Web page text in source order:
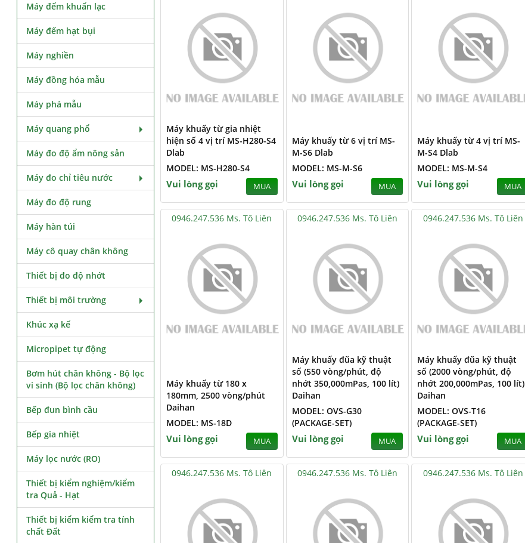
Máy khuấy từ gia nhiệt
hiện số 4 vị trí MS-H280-S4
Dlab
MODEL: MS-H280-S4
Vui lòng gọi MUA
Máy khuấy từ 6 vị trí MS-
M-S6 Dlab
MODEL: MS-M-S6
Vui lòng gọi MUA
Máy khuấy từ 4 vị trí MS-
M-S4 Dlab
MODEL: MS-M-S4
Vui lòng gọi MUA
0946.247.536 Ms. Tô Liên
Máy khuấy từ 180 x
180mm, 2500 vòng/phút
Daihan
MODEL: MS-18D
Vui lòng gọi MUA
0946.247.536 Ms. Tô Liên
Máy khuấy đũa kỹ thuật
số (550 vòng/phút, độ
nhớt 350,000mPas, 100 lít)
Daihan
MODEL: OVS-G30
(PACKAGE-SET)
Vui lòng gọi MUA
0946.247.536 Ms. Tô Liên
Máy khuấy đũa kỹ thuật
số (2000 vòng/phút, độ
nhớt 200,000mPas, 100 lít)
Daihan
MODEL: OVS-T16
(PACKAGE-SET)
Vui lòng gọi MUA
0946.247.536 Ms. Tô Liên 0946.247.536 Ms. Tô Liên 0946.247.536 Ms. Tô Liên
Máy đếm khuẩn lạc
Máy đếm hạt bụi
Máy nghiền
Máy đồng hóa mẫu
Máy phá mẫu
Máy quang phổ
Máy đo độ ẩm nông sản
Máy đo chỉ tiêu nước
Máy đo độ rung
Máy hàn túi
Máy cô quay chân không
Thiết bị đo độ nhớt
Thiết bị môi trường
Khúc xạ kế
Micropipet tự động
Bơm hút chân không - Bộ lọc
vi sinh (Bộ lọc chân không)
Bếp đun bình cầu
Bếp gia nhiệt
Máy lọc nước (RO)
Thiết bị kiểm nghiệm/kiểm
tra Quả - Hạt
Thiết bị kiểm kiểm tra tính
chất Đất